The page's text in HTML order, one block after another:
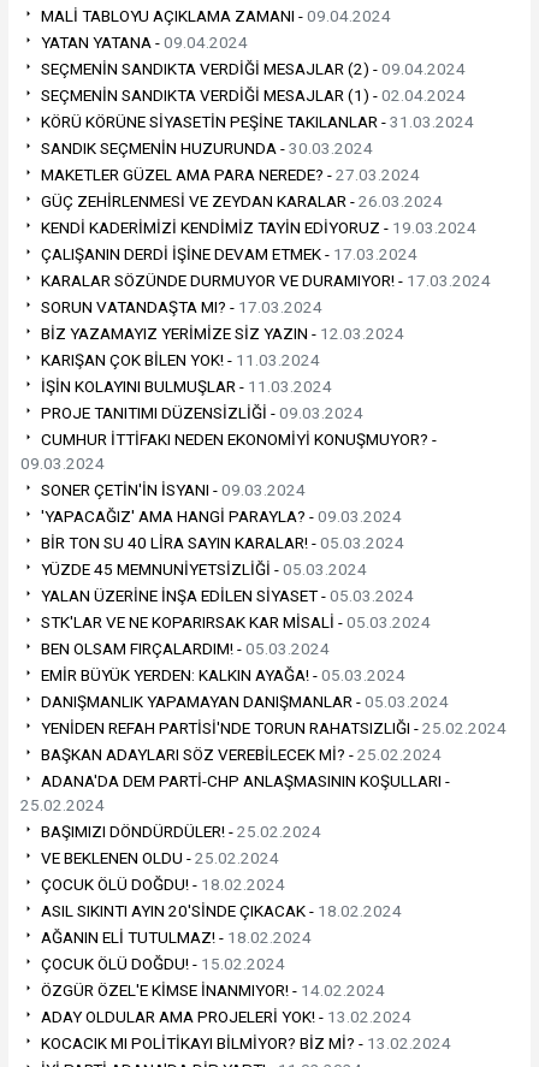
MALİ TABLOYU AÇIKLAMA ZAMANI -09.04.2024
YATAN YATANA -09.04.2024
SEÇMENİN SANDIKTA VERDİĞİ MESAJLAR (2) -09.04.2024
SEÇMENİN SANDIKTA VERDİĞİ MESAJLAR (1) -02.04.2024
KÖRÜ KÖRÜNE SİYASETİN PEŞİNE TAKILANLAR -31.03.2024
SANDIK SEÇMENİN HUZURUNDA -30.03.2024
MAKETLER GÜZEL AMA PARA NEREDE? -27.03.2024
GÜÇ ZEHİRLENMESİ VE ZEYDAN KARALAR -26.03.2024
KENDİ KADERİMİZİ KENDİMİZ TAYİN EDİYORUZ - 19.03.2024
ÇALIŞANIN DERDİ İŞİNE DEVAM ETMEK - 17.03.2024
KARALAR SÖZÜNDE DURMUYOR VE DURAMIYOR! - 17.03.2024
SORUN VATANDAŞTA MI? - 17.03.2024
BİZ YAZAMAYIZ YERİMİZE SİZ YAZIN - 12.03.2024
KARIŞAN ÇOK BİLEN YOK! - 11.03.2024
İŞİN KOLAYINI BULMUŞLAR - 11.03.2024
PROJE TANITIMI DÜZENSİZLİĞİ -09.03.2024
CUMHUR İTTİFAKI NEDEN EKONOMİYİ KONUŞMUYOR? -
09.03.2024
SONER ÇETİN'İN İSYANI -09.03.2024
'YAPACAĞIZ' AMA HANGİ PARAYLA? -09.03.2024
BİR TON SU 40 LİRA SAYIN KARALAR! -05.03.2024
YÜZDE 45 MEMNUNİYETSİZLİĞİ -05.03.2024
YALAN ÜZERİNE İNŞA EDİLEN SİYASET -05.03.2024
STK'LAR VE NE KOPARIRSAK KAR MİSALİ -05.03.2024
BEN OLSAM FIRÇALARDIM! -05.03.2024
EMİR BÜYÜK YERDEN: KALKIN AYAĞA! -05.03.2024
DANIŞMANLIK YAPAMAYAN DANIŞMANLAR -05.03.2024
YENİDEN REFAH PARTİSİ'NDE TORUN RAHATSIZLIĞI -25.02.2024
BAŞKAN ADAYLARI SÖZ VEREBİLECEK Mİ? -25.02.2024
ADANA'DA DEM PARTİ-CHP ANLAŞMASININ KOŞULLARI -
25.02.2024
BAŞIMIZI DÖNDÜRDÜLER! -25.02.2024
VE BEKLENEN OLDU -25.02.2024
ÇOCUK ÖLÜ DOĞDU! - 18.02.2024
ASIL SIKINTI AYIN 20'SİNDE ÇIKACAK - 18.02.2024
AĞANIN ELİ TUTULMAZ! - 18.02.2024
ÇOCUK ÖLÜ DOĞDU! - 15.02.2024
ÖZGÜR ÖZEL'E KİMSE İNANMIYOR! - 14.02.2024
ADAY OLDULAR AMA PROJELERİ YOK! - 13.02.2024
KOCACIK MI POLİTİKAYI BİLMİYOR? BİZ Mİ? - 13.02.2024